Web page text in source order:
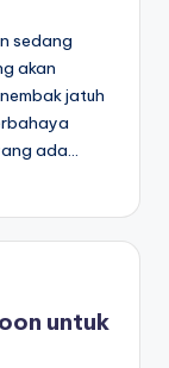
sedang
akan
jatuh
ada…
untuk